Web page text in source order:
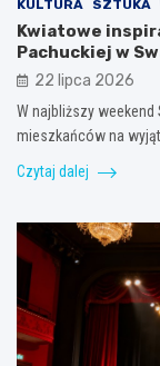
KULTURA SZTUKA
Kwiatowe
Pachuckiej w
22 lipca 2026
W najbliższy
mieszkańców na
Czytaj dalej